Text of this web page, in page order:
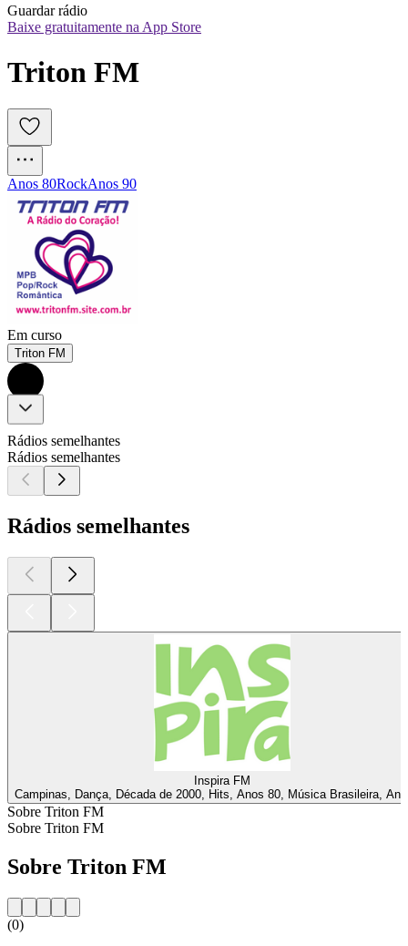
Guardar rádio
Baixe gratuitamente na App Store
Triton FM
Anos 80RockAnos 90
Em curso
Triton FM
Rádios semelhantes
Rádios semelhantes
Rádios semelhantes
Inspira FM
Campinas, Dança, Década de 2000, Hits, Anos 80, Música Brasileira,
Sobre Triton FM
Sobre Triton FM
Sobre Triton FM
(0)